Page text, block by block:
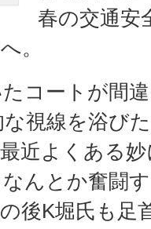
春の交通安
。
コートが間
視線を浴び
近よくある
んとか奮闘
後K堀氏も足